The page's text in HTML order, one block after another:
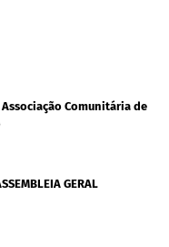
- Associação Comunitária de
GERAL